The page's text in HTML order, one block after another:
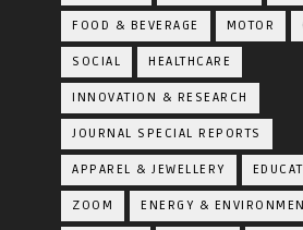
FOOD & BEVERAGE MOTOR
SOCIAL HEALTHCARE
INNOVATION & RESEARCH
JOURNAL SPECIAL REPORTS
APPAREL & JEWELLERY
ZOOM ENERGY &